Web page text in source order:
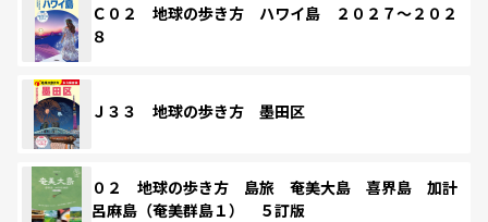
Ｃ０２ 地球の歩き方 ハワイ島 ２０２７～２０２
８
Ｊ３３ 地球の歩き方 墨田区
０２ 地球の歩き方 島旅 奄美大島 喜界島 加計
呂麻島（奄美群島１） ５訂版